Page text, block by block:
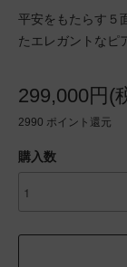
平安をもたらす５
たエレガントなピ
299,000円(
2990 ポイント還元
購入数